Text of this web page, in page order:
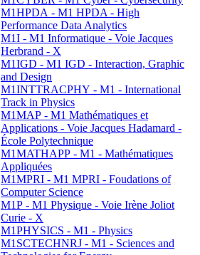
M1HPDA - M1 HPDA - High
Performance Data Analytics
M1I - M1 Informatique - Voie Jacques
Herbrand - X
M1IGD - M1 IGD - Interaction, Graphic
and Design
M1INTTRACPHY - M1 - International
Track in Physics
M1MAP - M1 Mathématiques et
Applications - Voie Jacques Hadamard -
École Polytechnique
M1MATHAPP - M1 - Mathématiques
Appliquées
M1MPRI - M1 MPRI - Foudations of
Computer Science
M1P - M1 Physique - Voie Irène Joliot
Curie - X
M1PHYSICS - M1 - Physics
M1SCTECHNRJ - M1 - Sciences and